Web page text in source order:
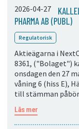
2026-04-27
PHARMA AB (PUBL)
Regulatorisk
Aktieägarna i
8361, ("Bolaget")
onsdagen den 27
våning 6 (hiss E),
till stämman
Läs mer